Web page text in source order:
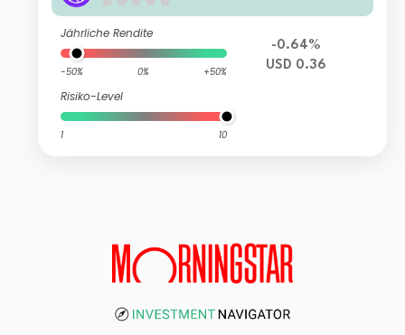
Jährliche Rendite
-50% 0% +50%
Risiko-Level
1 10
-0.64%
USD 0.36